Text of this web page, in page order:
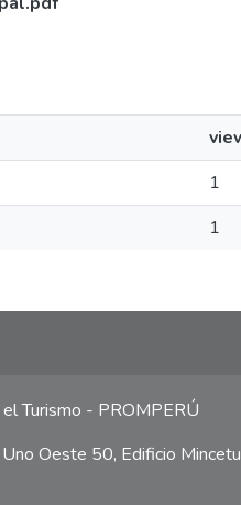
1
1
Turismo - PROMPERÚ
Oeste 50, Edificio